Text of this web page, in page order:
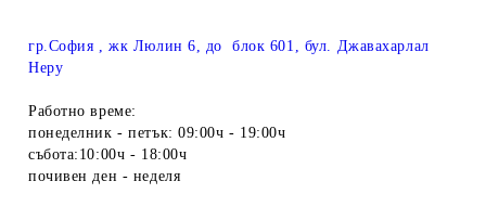
гр.София , жк Люлин 6, до блок 601, бул. Джавахарлал
Неру
Работно време:
понеделник - петък: 09:00ч - 19:00ч
събота:10:00ч - 18:00ч
почивен ден - неделя